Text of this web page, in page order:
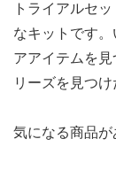
トライアルセ
なキットです
アアイテムを
リーズを見つ
気になる商品が